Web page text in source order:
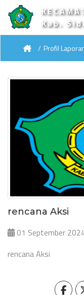
Kab.
Profil
rencana Aksi
01 September
rencana Aksi